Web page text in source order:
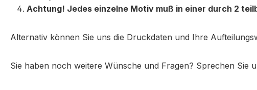
Achtung! Jedes einzelne Motiv muß in einer durch 2
Alternativ können Sie uns die Druckdaten und Ihre
Sie haben noch weitere Wünsche und Fragen? Sprechen Sie